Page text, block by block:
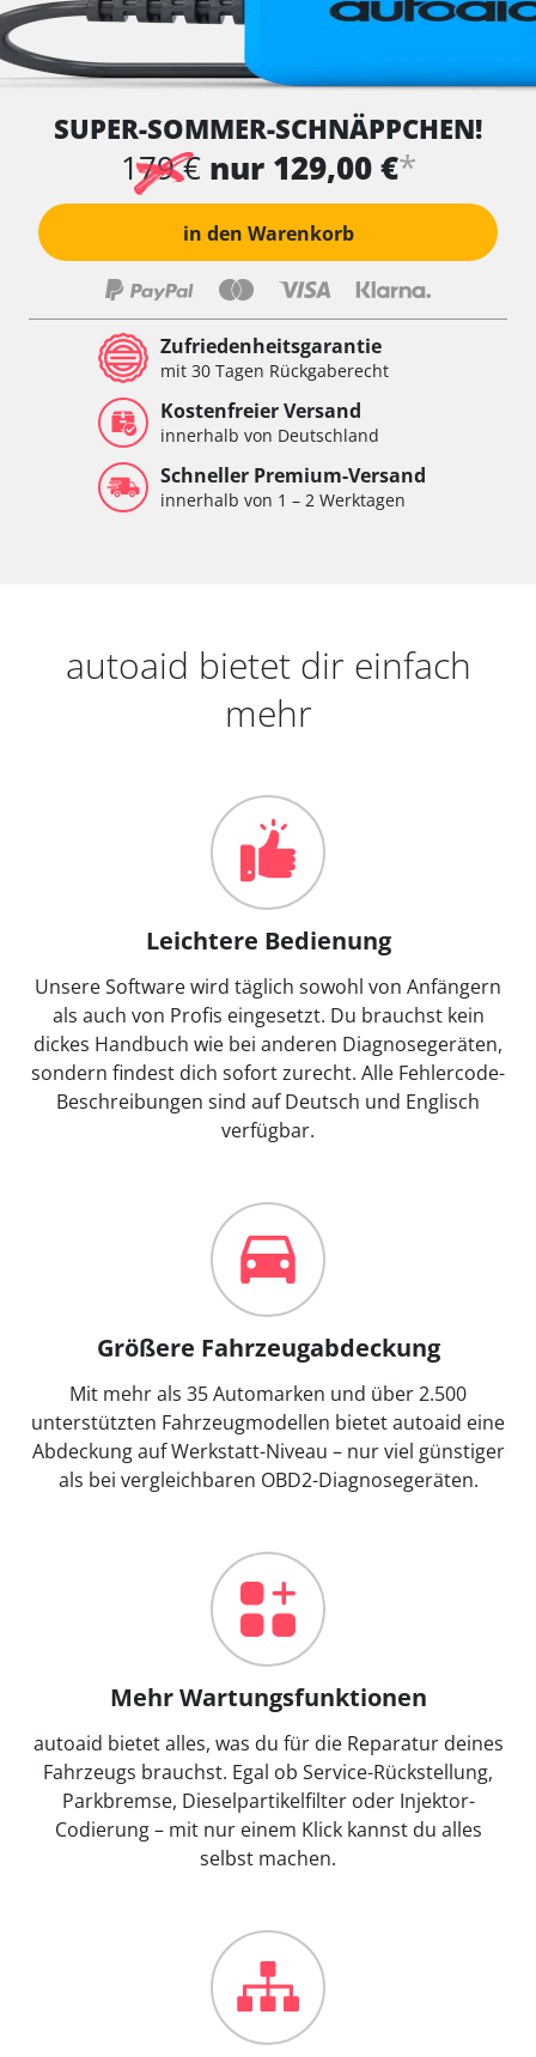
SUPER-SOMMER-SCHNÄPPCHEN!
179 € nur 129,00 €*
in den Warenkorb
Zufriedenheitsgarantie
mit 30 Tagen Rückgaberecht
Kostenfreier Versand
innerhalb von Deutschland
Schneller Premium-Versand
innerhalb von 1 – 2 Werktagen
autoaid bietet dir einfach
mehr
Leichtere Bedienung
Unsere Software wird täglich sowohl von Anfängern
als auch von Profis eingesetzt. Du brauchst kein
dickes Handbuch wie bei anderen Diagnosegeräten,
sondern findest dich sofort zurecht. Alle Fehlercode-
Beschreibungen sind auf Deutsch und Englisch
verfügbar.
Größere Fahrzeugabdeckung
Mit mehr als 35 Automarken und über 2.500
unterstützten Fahrzeugmodellen bietet autoaid eine
Abdeckung auf Werkstatt-Niveau – nur viel günstiger
als bei vergleichbaren OBD2-Diagnosegeräten.
Mehr Wartungsfunktionen
autoaid bietet alles, was du für die Reparatur deines
Fahrzeugs brauchst. Egal ob Service-Rückstellung,
Parkbremse, Dieselpartikelfilter oder Injektor-
Codierung – mit nur einem Klick kannst du alles
selbst machen.